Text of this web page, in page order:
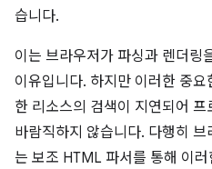
습니다.
이는 브라우저가 파싱과 렌더링
이유입니다. 하지만 이러한 중
한 리소스의 검색이 지연되어
바람직하지 않습니다. 다행히 브
는 보조 HTML 파서를 통해 이